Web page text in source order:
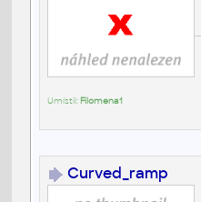
Umístil: Filomena1
Curved_ramp